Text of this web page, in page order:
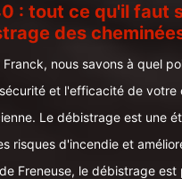
: tout ce qu'il faut
des
Franck, nous savons à quel
et l'efficacité de votre
Le débistrage est une
risques d'incendie et
Freneuse, le débistrage